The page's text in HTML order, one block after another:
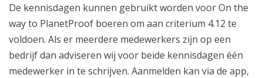
De kennisdagen kunnen gebruikt worden voor On the
way to PlanetProof boeren om aan criterium 4.12 te
voldoen. Als er meerdere medewerkers zijn op een
bedrijf dan adviseren wij voor beide kennisdagen één
medewerker in te schrijven. Aanmelden kan via de app,